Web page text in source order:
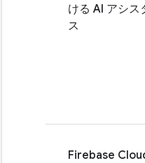
ける AI アシス
ス
Firebase